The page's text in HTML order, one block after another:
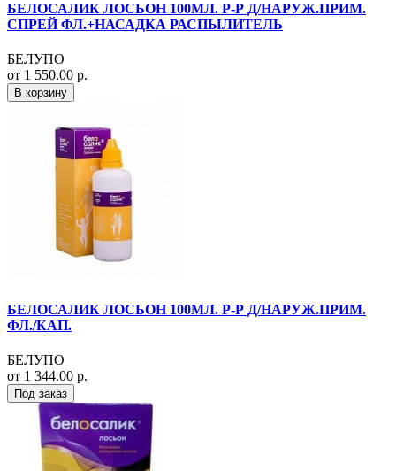
БЕЛОСАЛИК ЛОСЬОН 100МЛ. Р-Р Д/НАРУЖ.ПРИМ.
СПРЕЙ ФЛ.+НАСАДКА РАСПЫЛИТЕЛЬ
БЕЛУПО
от 1 550.00 р.
В корзину
БЕЛОСАЛИК ЛОСЬОН 100МЛ. Р-Р Д/НАРУЖ.ПРИМ.
ФЛ./КАП.
БЕЛУПО
от 1 344.00 р.
Под заказ